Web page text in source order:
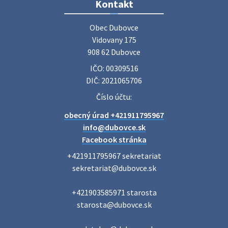
Zájazd do Veľkého Medera
Základná organizácia Únie žien Slovenska Dubovce
srdečne pozýva svoje členky, ich rodinných príslušníkov aj
priateľov na jednodňový zájazd na termálne kúpalisko
Poradne komplexnej pomoci
diskrétne komplexné odborné poradenstvo. Tím
odborníkov Vám pomôžte nájsť riešenie v piatich kľúčových
oblastiach: právo rodina a v…
Voľby do orgánov samosprávnych krajov 2026 V obci
Kontakt
Obec Dubovce
Vidovany 175
908 62 Dubovce
IČO: 00309516
DIČ: 2021065706
Číslo účtu:
obecný úrad +421911795967
info@dubovce.sk
Facebook stránka
+421911795967 sekretariat
sekretariat@dubovce.sk
+421903585971 starosta
starosta@dubovce.sk